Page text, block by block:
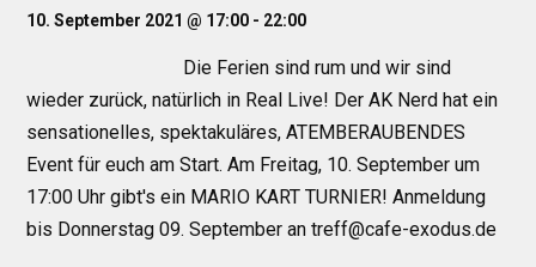
10. September 2021 @ 17:00 - 22:00
Die Ferien sind rum und wir sind
wieder zurück, natürlich in Real Live! Der AK Nerd hat ein
sensationelles, spektakuläres, ATEMBERAUBENDES
Event für euch am Start. Am Freitag, 10. September um
17:00 Uhr gibt's ein MARIO KART TURNIER! Anmeldung
bis Donnerstag 09. September an treff@cafe-exodus.de